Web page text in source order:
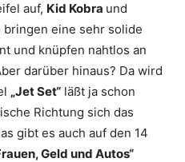
auf, Kid Kobra und
bringen eine sehr solide
und knüpfen nahtlos an
darüber hinaus? Da wird
„Jet Set“ läßt ja schon
Richtung sich das
gibt es auch auf den 14
Geld und Autos“